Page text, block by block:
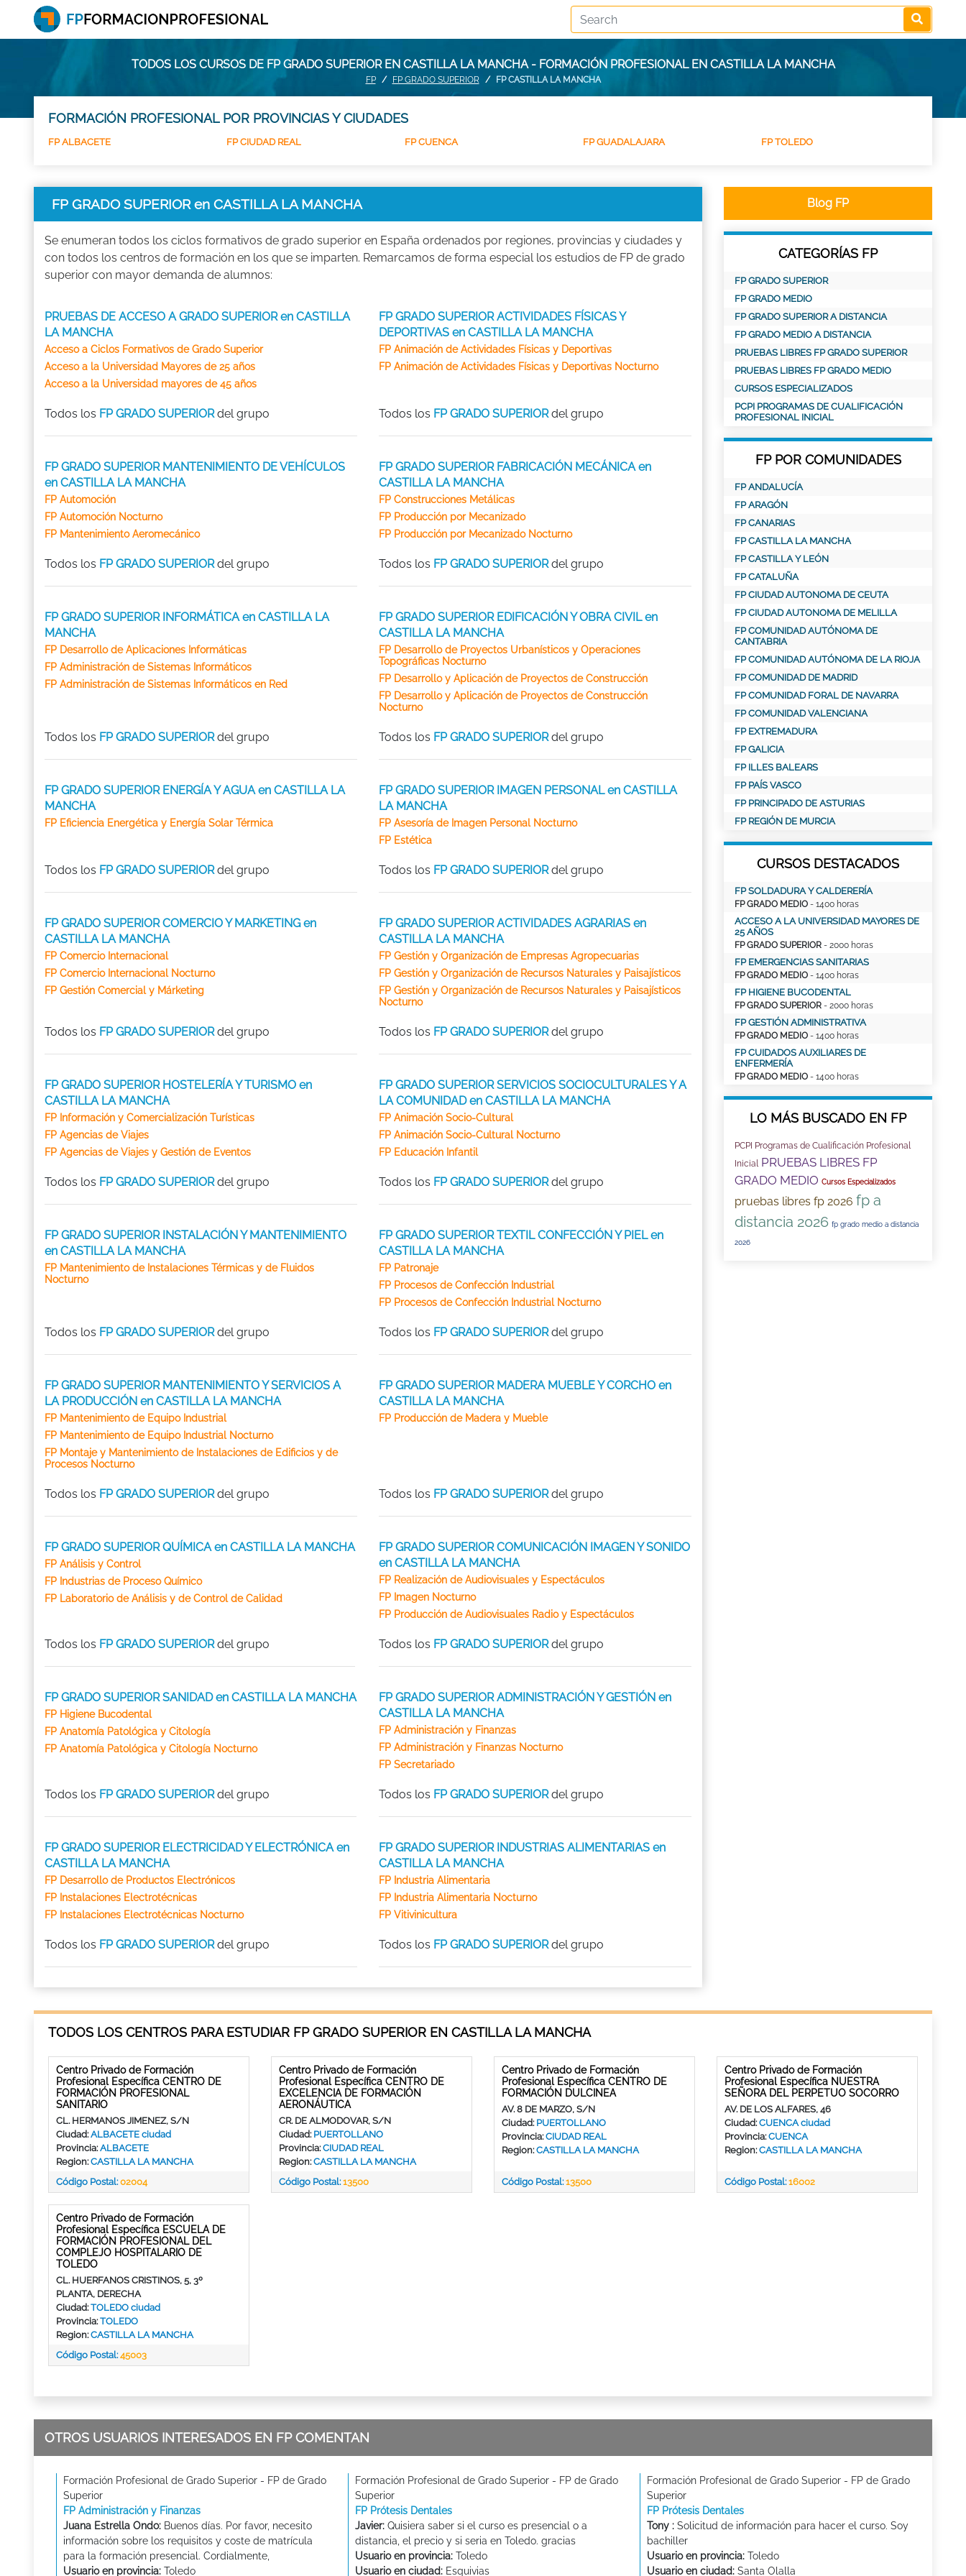
TODOS LOS CURSOS DE FP GRADO SUPERIOR EN CASTILLA LA MANCHA - FORMACIÓN PROFESIONAL EN CASTILLA LA MANCHA
FP FP GRADO SUPERIOR FP CASTILLA LA MANCHA
FORMACIÓN PROFESIONAL POR PROVINCIAS Y CIUDADES
FP ALBACETE FP CIUDAD REAL FP CUENCA FP GUADALAJARA FP TOLEDO
FP GRADO SUPERIOR en CASTILLA LA MANCHA
Se enumeran todos los ciclos formativos de grado superior en España ordenados por regiones, provincias y ciudades y
con todos los centros de formación en los que se imparten. Remarcamos de forma especial los estudios de FP de grado
superior con mayor demanda de alumnos:
PRUEBAS DE ACCESO A GRADO SUPERIOR en CASTILLA
LA MANCHA
Acceso a Ciclos Formativos de Grado Superior
Acceso a la Universidad Mayores de 25 años
Acceso a la Universidad mayores de 45 años
Todos los FP GRADO SUPERIORdel grupo
FP GRADO SUPERIOR ACTIVIDADES FÍSICAS Y
DEPORTIVAS en CASTILLA LA MANCHA
FP Animación de Actividades Físicas y Deportivas
FP Animación de Actividades Físicas y Deportivas Nocturno
Todos los FP GRADO SUPERIORdel grupo
FP GRADO SUPERIOR MANTENIMIENTO DE VEHÍCULOS
en CASTILLA LA MANCHA
FP Automoción
FP Automoción Nocturno
FP Mantenimiento Aeromecánico
Todos los FP GRADO SUPERIORdel grupo
FP GRADO SUPERIOR FABRICACIÓN MECÁNICA en
CASTILLA LA MANCHA
FP Construcciones Metálicas
FP Producción por Mecanizado
FP Producción por Mecanizado Nocturno
Todos los FP GRADO SUPERIORdel grupo
FP GRADO SUPERIOR INFORMÁTICA en CASTILLA LA
MANCHA
FP Desarrollo de Aplicaciones Informáticas
FP Administración de Sistemas Informáticos
FP Administración de Sistemas Informáticos en Red
Todos los FP GRADO SUPERIORdel grupo
FP GRADO SUPERIOR EDIFICACIÓN Y OBRA CIVIL en
CASTILLA LA MANCHA
FP Desarrollo de Proyectos Urbanísticos y Operaciones
Topográficas Nocturno
FP Desarrollo y Aplicación de Proyectos de Construcción
FP Desarrollo y Aplicación de Proyectos de Construcción
Nocturno
Todos los FP GRADO SUPERIORdel grupo
FP GRADO SUPERIOR ENERGÍA Y AGUA en CASTILLA LA
MANCHA
FP Eficiencia Energética y Energía Solar Térmica
Todos los FP GRADO SUPERIORdel grupo
FP GRADO SUPERIOR IMAGEN PERSONAL en CASTILLA
LA MANCHA
FP Asesoría de Imagen Personal Nocturno
FP Estética
Todos los FP GRADO SUPERIORdel grupo
FP GRADO SUPERIOR COMERCIO Y MARKETING en
CASTILLA LA MANCHA
FP Comercio Internacional
FP Comercio Internacional Nocturno
FP Gestión Comercial y Márketing
Todos los FP GRADO SUPERIORdel grupo
FP GRADO SUPERIOR ACTIVIDADES AGRARIAS en
CASTILLA LA MANCHA
FP Gestión y Organización de Empresas Agropecuarias
FP Gestión y Organización de Recursos Naturales y Paisajísticos
FP Gestión y Organización de Recursos Naturales y Paisajísticos
Nocturno
Todos los FP GRADO SUPERIORdel grupo
FP GRADO SUPERIOR HOSTELERÍA Y TURISMO en
CASTILLA LA MANCHA
FP Información y Comercialización Turísticas
FP Agencias de Viajes
FP Agencias de Viajes y Gestión de Eventos
Todos los FP GRADO SUPERIORdel grupo
FP GRADO SUPERIOR SERVICIOS SOCIOCULTURALES Y A
LA COMUNIDAD en CASTILLA LA MANCHA
FP Animación Socio-Cultural
FP Animación Socio-Cultural Nocturno
FP Educación Infantil
Todos los FP GRADO SUPERIORdel grupo
FP GRADO SUPERIOR INSTALACIÓN Y MANTENIMIENTO
en CASTILLA LA MANCHA
FP Mantenimiento de Instalaciones Térmicas y de Fluidos
Nocturno
Todos los FP GRADO SUPERIORdel grupo
FP GRADO SUPERIOR TEXTIL CONFECCIÓN Y PIEL en
CASTILLA LA MANCHA
FP Patronaje
FP Procesos de Confección Industrial
FP Procesos de Confección Industrial Nocturno
Todos los FP GRADO SUPERIORdel grupo
FP GRADO SUPERIOR MANTENIMIENTO Y SERVICIOS A
LA PRODUCCIÓN en CASTILLA LA MANCHA
FP Mantenimiento de Equipo Industrial
FP Mantenimiento de Equipo Industrial Nocturno
FP Montaje y Mantenimiento de Instalaciones de Edificios y de
Procesos Nocturno
Todos los FP GRADO SUPERIORdel grupo
FP GRADO SUPERIOR MADERA MUEBLE Y CORCHO en
CASTILLA LA MANCHA
FP Producción de Madera y Mueble
Todos los FP GRADO SUPERIORdel grupo
FP GRADO SUPERIOR QUÍMICA en CASTILLA LA MANCHA
FP Análisis y Control
FP Industrias de Proceso Químico
FP Laboratorio de Análisis y de Control de Calidad
Todos los FP GRADO SUPERIORdel grupo
FP GRADO SUPERIOR COMUNICACIÓN IMAGEN Y SONIDO
en CASTILLA LA MANCHA
FP Realización de Audiovisuales y Espectáculos
FP Imagen Nocturno
FP Producción de Audiovisuales Radio y Espectáculos
Todos los FP GRADO SUPERIORdel grupo
FP GRADO SUPERIOR SANIDAD en CASTILLA LA MANCHA
FP Higiene Bucodental
FP Anatomía Patológica y Citología
FP Anatomía Patológica y Citología Nocturno
Todos los FP GRADO SUPERIORdel grupo
FP GRADO SUPERIOR ADMINISTRACIÓN Y GESTIÓN en
CASTILLA LA MANCHA
FP Administración y Finanzas
FP Administración y Finanzas Nocturno
FP Secretariado
Todos los FP GRADO SUPERIORdel grupo
FP GRADO SUPERIOR ELECTRICIDAD Y ELECTRÓNICA en
CASTILLA LA MANCHA
FP Desarrollo de Productos Electrónicos
FP Instalaciones Electrotécnicas
FP Instalaciones Electrotécnicas Nocturno
Todos los FP GRADO SUPERIORdel grupo
FP GRADO SUPERIOR INDUSTRIAS ALIMENTARIAS en
CASTILLA LA MANCHA
FP Industria Alimentaria
FP Industria Alimentaria Nocturno
FP Vitivinicultura
Todos los FP GRADO SUPERIORdel grupo
Blog FP
CATEGORÍAS FP
FP GRADO SUPERIOR
FP GRADO MEDIO
FP GRADO SUPERIOR A DISTANCIA
FP GRADO MEDIO A DISTANCIA
PRUEBAS LIBRES FP GRADO SUPERIOR
PRUEBAS LIBRES FP GRADO MEDIO
CURSOS ESPECIALIZADOS
PCPI PROGRAMAS DE CUALIFICACIÓN
PROFESIONAL INICIAL
FP POR COMUNIDADES
FP ANDALUCÍA
FP ARAGÓN
FP CANARIAS
FP CASTILLA LA MANCHA
FP CASTILLA Y LEÓN
FP CATALUÑA
FP CIUDAD AUTONOMA DE CEUTA
FP CIUDAD AUTONOMA DE MELILLA
FP COMUNIDAD AUTÓNOMA DE
CANTABRIA
FP COMUNIDAD AUTÓNOMA DE LA RIOJA
FP COMUNIDAD DE MADRID
FP COMUNIDAD FORAL DE NAVARRA
FP COMUNIDAD VALENCIANA
FP EXTREMADURA
FP GALICIA
FP ILLES BALEARS
FP PAÍS VASCO
FP PRINCIPADO DE ASTURIAS
FP REGIÓN DE MURCIA
CURSOS DESTACADOS
FP SOLDADURA Y CALDERERÍA
FP GRADO MEDIO - 1400 horas
ACCESO A LA UNIVERSIDAD MAYORES DE
25 AÑOS
FP GRADO SUPERIOR - 2000 horas
FP EMERGENCIAS SANITARIAS
FP GRADO MEDIO - 1400 horas
FP HIGIENE BUCODENTAL
FP GRADO SUPERIOR - 2000 horas
FP GESTIÓN ADMINISTRATIVA
FP GRADO MEDIO - 1400 horas
FP CUIDADOS AUXILIARES DE
ENFERMERÍA
FP GRADO MEDIO - 1400 horas
LO MÁS BUSCADO EN FP
PCPI Programas de Cualificación Profesional
Inicial PRUEBAS LIBRES FP
GRADO MEDIO Cursos Especializados
pruebas libres fp 2026 fp a
distancia 2026 fp grado medio a distancia
2026
TODOS LOS CENTROS PARA ESTUDIAR FP GRADO SUPERIOR EN CASTILLA LA MANCHA
Centro Privado de Formación
Profesional Específica CENTRO DE
FORMACIÓN PROFESIONAL
SANITARIO
CL. HERMANOS JIMENEZ, S/N
Ciudad:ALBACETE ciudad
Provincia:ALBACETE
Region:CASTILLA LA MANCHA
Código Postal:02004
Centro Privado de Formación
Profesional Específica CENTRO DE
EXCELENCIA DE FORMACIÓN
AERONÁUTICA
CR. DE ALMODOVAR, S/N
Ciudad: PUERTOLLANO
Provincia:CIUDAD REAL
Region:CASTILLA LA MANCHA
Código Postal:13500
Centro Privado de Formación
Profesional Específica CENTRO DE
FORMACIÓN DULCINEA
AV. 8 DE MARZO, S/N
Ciudad: PUERTOLLANO
Provincia:CIUDAD REAL
Region:CASTILLA LA MANCHA
Código Postal:13500
Centro Privado de Formación
Profesional Específica NUESTRA
SEÑORA DEL PERPETUO SOCORRO
AV. DE LOS ALFARES, 46
Ciudad:CUENCA ciudad
Provincia:CUENCA
Region:CASTILLA LA MANCHA
Código Postal:16002
Centro Privado de Formación
Profesional Específica ESCUELA DE
FORMACIÓN PROFESIONAL DEL
COMPLEJO HOSPITALARIO DE
TOLEDO
CL. HUERFANOS CRISTINOS, 5, 3º
PLANTA, DERECHA
Ciudad:TOLEDO ciudad
Provincia:TOLEDO
Region:CASTILLA LA MANCHA
Código Postal:45003
OTROS USUARIOS INTERESADOS EN FP COMENTAN
Formación Profesional de Grado Superior - FP de Grado
Superior
FP Administración y Finanzas
Juana Estrella Ondo: Buenos días. Por favor, necesito
información sobre los requisitos y coste de matrícula
para la formación presencial. Cordialmente,
Usuario en provincia: Toledo
Formación Profesional de Grado Superior - FP de Grado
Superior
FP Prótesis Dentales
Javier: Quisiera saber si el curso es presencial o a
distancia, el precio y si seria en Toledo. gracias
Usuario en provincia: Toledo
Usuario en ciudad: Esquivias
Formación Profesional de Grado Superior - FP de Grado
Superior
FP Prótesis Dentales
Tony : Solicitud de información para hacer el curso. Soy
bachiller
Usuario en provincia: Toledo
Usuario en ciudad: Santa Olalla